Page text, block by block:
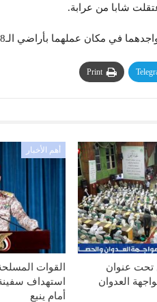
شابا من عرابة.
في مكان عملهما بأراضي الـ48.
Print
تحت عنوان
العدوان
أهم الأخبار
القوات
استهداف
أمام ينبع